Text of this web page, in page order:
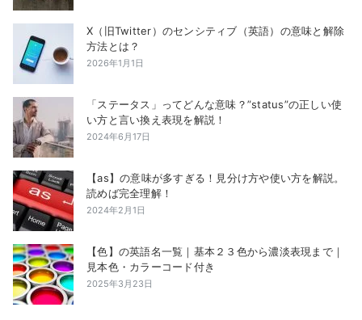
X（旧Twitter）のセンシティブ（英語）の意味と解除
方法とは？
2026年1月1日
「ステータス」ってどんな意味？”status”の正しい使
い方と言い換え表現を解説！
2024年6月17日
【as】の意味が多すぎる！見分け方や使い方を解説。
読めば完全理解！
2024年2月1日
【色】の英語名一覧｜基本２３色から濃淡表現まで｜
見本色・カラーコード付き
2025年3月23日